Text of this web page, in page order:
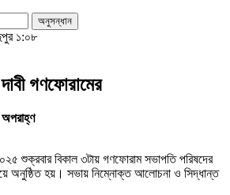
১:০৮
গণফোরামের
শুক্রবার বিকাল ৩টায় গণফোরাম সভাপতি পরিষদের
অনুষ্ঠিত হয়। সভায় নিম্নোক্ত আলোচনা ও সিদ্ধান্ত